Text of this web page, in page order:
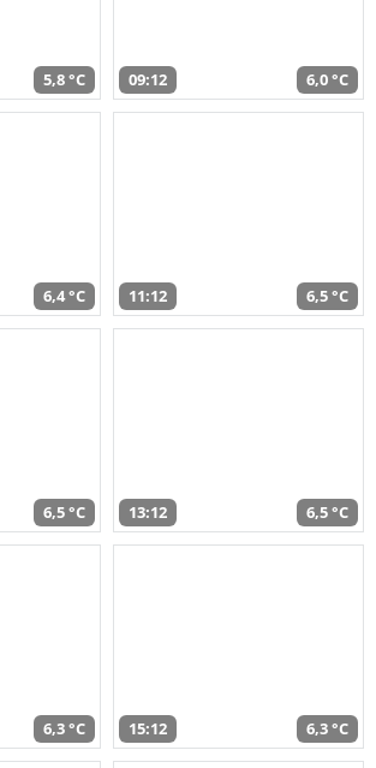
5,8 °C 09:12 6,0 °C
6,4 °C 11:12 6,5 °C
6,5 °C 13:12 6,5 °C
6,3 °C 15:12 6,3 °C